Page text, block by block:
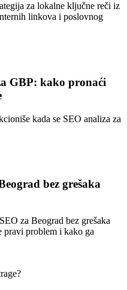
za lokalne ključne reči iz
linkova i poslovnog
GBP: kako pronaći
kada se SEO analiza za
bez grešaka
za Beograd bez grešaka
pravi problem i kako ga